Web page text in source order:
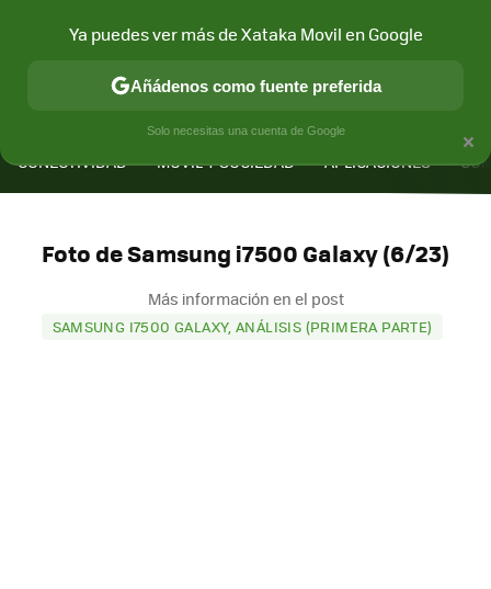
CONECTIVIDAD MÓVIL Y SOCIEDAD APLICACIONES
Foto de Samsung i7500 Galaxy (6/23)
Más información en el post
SAMSUNG I7500 GALAXY, ANÁLISIS (PRIMERA PARTE)
×
Ya puedes ver más de Xataka Movil en Google
Añádenos como fuente preferida
Solo necesitas una cuenta de Google